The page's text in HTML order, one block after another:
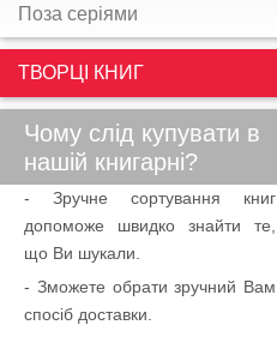
Поза серіями
ТВОРЦІ КНИГ
Чому слід купувати в
нашій книгарні?
- Зручне сортування книг
допоможе швидко знайти те,
що Ви шукали.
- Зможете обрати зручний Вам
спосіб доставки.